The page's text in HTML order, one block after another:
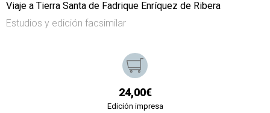
Viaje a Tierra Santa de Fadrique Enríquez de Ribera
Estudios y edición facsimilar
24,00€
Edición impresa